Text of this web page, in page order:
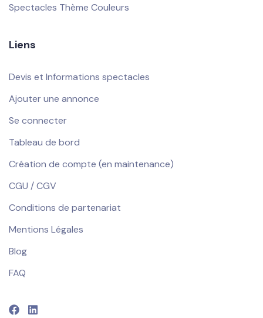
Spectacles Thème Couleurs
Liens
Devis et Informations spectacles
Ajouter une annonce
Se connecter
Tableau de bord
Création de compte (en maintenance)
CGU / CGV
Conditions de partenariat
Mentions Légales
Blog
FAQ